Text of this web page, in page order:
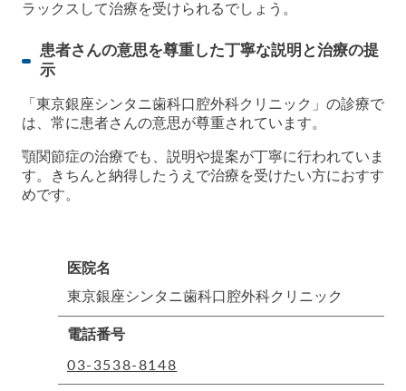
ラックスして治療を受けられるでしょう。
患者さんの意思を尊重した丁寧な説明と治療の提
示
「東京銀座シンタニ歯科口腔外科クリニック」の診療で
は、常に患者さんの意思が尊重されています。
顎関節症の治療でも、説明や提案が丁寧に行われていま
す。きちんと納得したうえで治療を受けたい方におすす
めです。
医院名
東京銀座シンタニ歯科口腔外科クリニック
電話番号
03-3538-8148